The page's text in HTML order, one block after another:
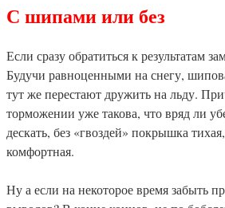
С шипами или без
Если сразу обратиться к результатам
Будучи равноценными на снегу,
тут же перестают дружить на льду.
торможении уже такова, что вряд ли
дескать, без «гвоздей» покрышка
комфортная.
Ну а если на некоторое время забыть